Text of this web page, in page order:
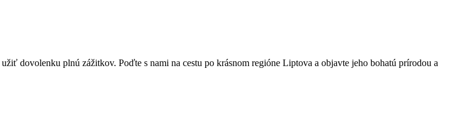
dovolenku plnú zážitkov. Poďte s nami na cestu po krásnom regióne Liptova a objavte jeho bohatú prírodou a